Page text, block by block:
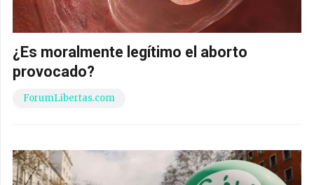
¿Es moralmente legítimo el aborto
provocado?
ForumLibertas.com